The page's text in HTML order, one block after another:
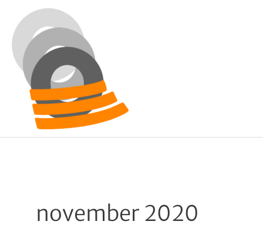
inhoud
november 2020